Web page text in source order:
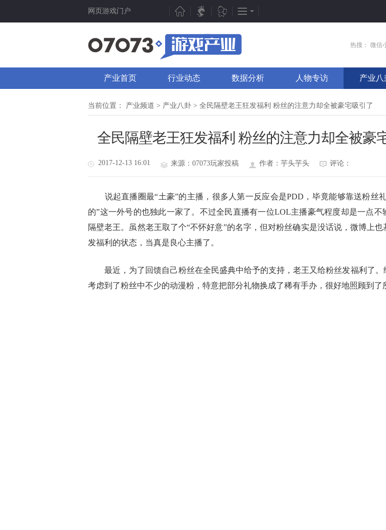
网页游戏门户
新游聚焦
新游点评
新游曝光
新游视频
测试表
产业动态
行业动态
07073视点
数据分析
厂商频道
新闻周刊
新游竞速
发号排行
游戏专题
热门
我是皇
太极崛
龙之女
荒野行
热搜： 微信
产业首页 行业动态 数据分析 人物专访 产业八
当前位置： 产业频道 > 产业八卦 > 全民隔壁老王狂发福利 粉丝的注意力却全被豪宅吸引了
全民隔壁老王狂发福利 粉丝的注意力却全被豪
2017-12-13 16:01 来源：07073玩家投稿 作者：芋头芋头 评论：
说起直播圈最“土豪”的主播，很多人第一反应会是PDD，毕竟能够靠送粉丝
的”这一外号的也独此一家了。不过全民直播有一位LOL主播豪气程度却是一点不
隔壁老王。虽然老王取了个“不怀好意”的名字，但对粉丝确实是没话说，微博上也
发福利的状态，当真是良心主播了。
最近，为了回馈自己粉丝在全民盛典中给予的支持，老王又给粉丝发福利了。
考虑到了粉丝中不少的动漫粉，特意把部分礼物换成了稀有手办，很好地照顾到了